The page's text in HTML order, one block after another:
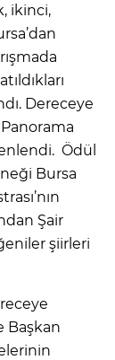
ikinci,
Dereceye
Ödül
Bursa
Şair
şiirleri
Başkan